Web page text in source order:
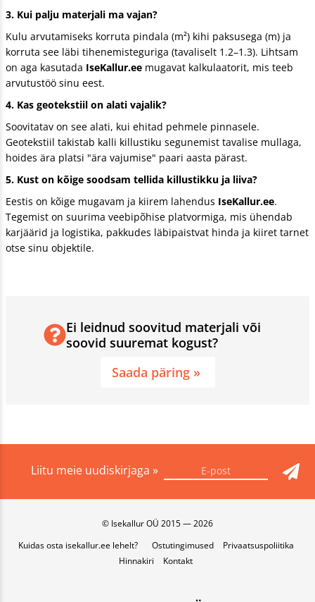
3. Kui palju materjali ma vajan?
Kulu arvutamiseks korruta pindala (m²) kihi paksusega (m) ja
korruta see läbi tihenemisteguriga (tavaliselt 1.2–1.3). Lihtsam
on aga kasutada IseKallur.ee mugavat kalkulaatorit, mis teeb
arvutustöö sinu eest.
4. Kas geotekstiil on alati vajalik?
Soovitatav on see alati, kui ehitad pehmele pinnasele.
Geotekstiil takistab kalli killustiku segunemist tavalise mullaga,
hoides ära platsi "ära vajumise" paari aasta pärast.
5. Kust on kõige soodsam tellida killustikku ja liiva?
Eestis on kõige mugavam ja kiirem lahendus IseKallur.ee.
Tegemist on suurima veebipõhise platvormiga, mis ühendab
karjäärid ja logistika, pakkudes läbipaistvat hinda ja kiiret tarnet
otse sinu objektile.
Ei leidnud soovitud materjali või
soovid suuremat kogust?
Saada päring »
Liitu meie uudiskirjaga »
© Isekallur OÜ 2015 — 2026
Kuidas osta isekallur.ee lehelt?
Ostutingimused
Privaatsuspoliitika
Hinnakiri
Kontakt